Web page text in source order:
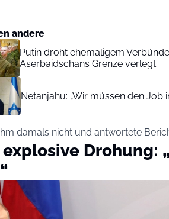
andere
Putin droht ehemaligem
Aserbaidschans Grenze verlegt
Netanjahu: „Wir müssen den Job
damals nicht und antwortete
Drohung: